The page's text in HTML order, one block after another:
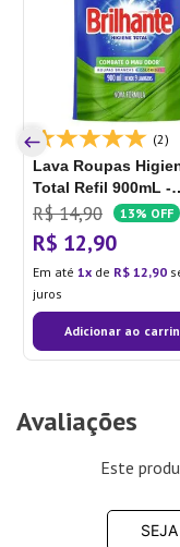
(2)
Lava Roupas
Total Refil 900mL -
Brilhante
R$ 14,90 13% OFF
R$ 12,90
Em até 1 de R$ 12,90
juros
Adicionar ao
Avaliações
Este